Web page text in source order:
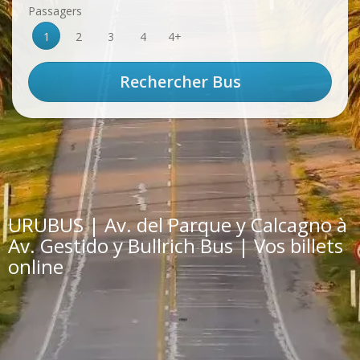
Passagers
1
2 3 4 4+
URUBUS | Av. del Parque y Calcagno à
Av. Gestido y Bullrich Bus | Vos billets
online